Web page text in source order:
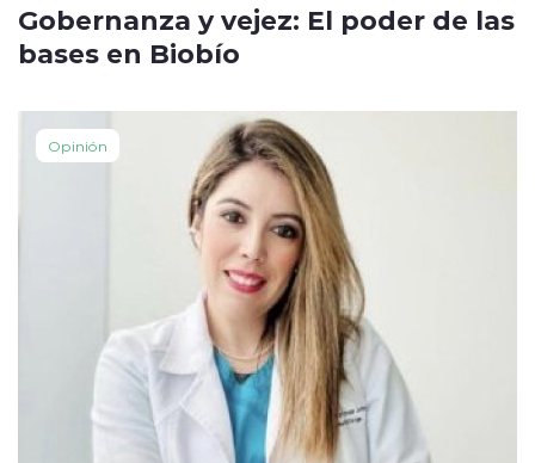
Gobernanza y vejez: El poder de las
bases en Biobío
Opinión